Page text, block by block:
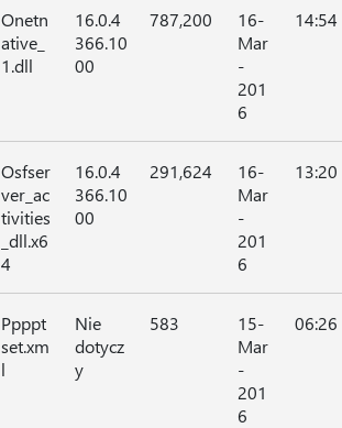
Onetn
ative_
1.dll
16.0.4
366.10
00
787,200
16-
Mar
-
201
6
14:54
Osfser
ver_ac
tivities
_dll.x6
4
16.0.4
366.10
00
291,624
16-
Mar
-
201
6
13:20
Ppppt
set.xm
l
Nie
dotycz
y
583
15-
Mar
-
201
6
06:26